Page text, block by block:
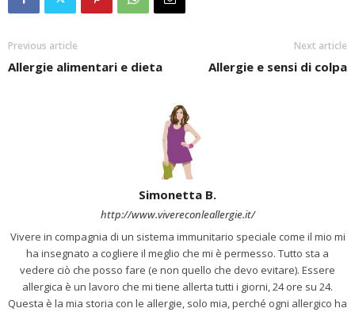
Previous article
Allergie alimentari e dieta
Next article
Allergie e sensi di colpa
Simonetta B.
http://www.vivereconleallergie.it/
Vivere in compagnia di un sistema immunitario speciale come il mio mi
ha insegnato a cogliere il meglio che mi è permesso. Tutto sta a
vedere ciò che posso fare (e non quello che devo evitare). Essere
allergica è un lavoro che mi tiene allerta tutti i giorni, 24 ore su 24.
Questa è la mia storia con le allergie, solo mia, perché ogni allergico ha